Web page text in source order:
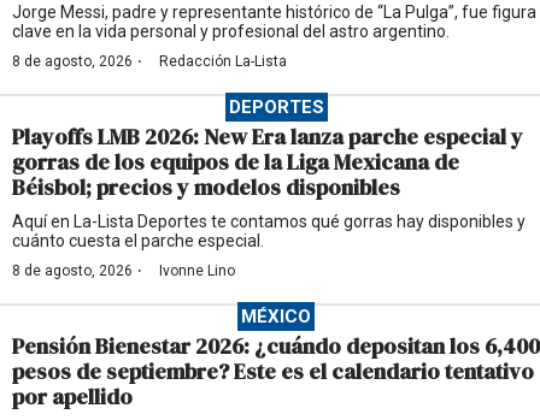
Jorge Messi, padre y representante histórico de “La Pulga”, fue figura
clave en la vida personal y profesional del astro argentino.
8 de agosto, 2026 · Redacción La-Lista
DEPORTES
Playoffs LMB 2026: New Era lanza parche especial y
gorras de los equipos de la Liga Mexicana de
Béisbol; precios y modelos disponibles
Aquí en La-Lista Deportes te contamos qué gorras hay disponibles y
cuánto cuesta el parche especial.
8 de agosto, 2026 · Ivonne Lino
MÉXICO
Pensión Bienestar 2026: ¿cuándo depositan los 6,400
pesos de septiembre? Este es el calendario tentativo
por apellido